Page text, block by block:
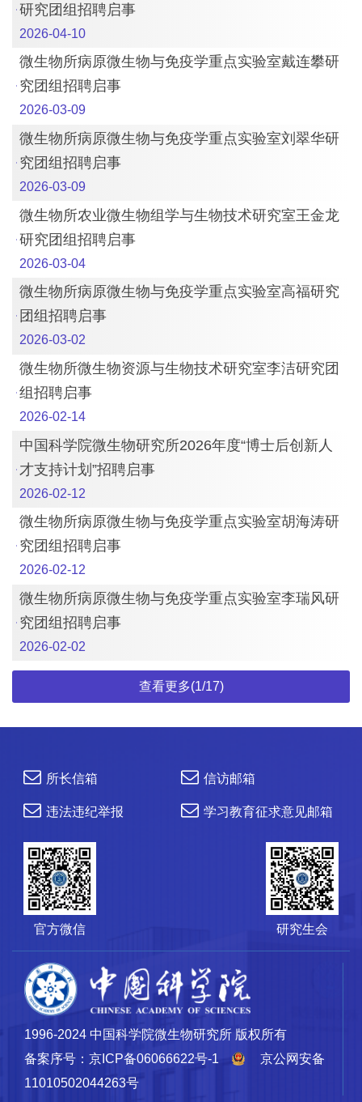
研究团组招聘启事
2026-04-10
微生物所病原微生物与免疫学重点实验室戴连攀研
究团组招聘启事
2026-03-09
微生物所病原微生物与免疫学重点实验室刘翠华研
究团组招聘启事
2026-03-09
微生物所农业微生物组学与生物技术研究室王金龙
研究团组招聘启事
2026-03-04
微生物所病原微生物与免疫学重点实验室高福研究
团组招聘启事
2026-03-02
微生物所微生物资源与生物技术研究室李洁研究团
组招聘启事
2026-02-14
中国科学院微生物研究所2026年度“博士后创新人
才支持计划”招聘启事
2026-02-12
微生物所病原微生物与免疫学重点实验室胡海涛研
究团组招聘启事
2026-02-12
微生物所病原微生物与免疫学重点实验室李瑞风研
究团组招聘启事
2026-02-02
查看更多(1/17)
所长信箱 信访邮箱
违法违纪举报 学习教育征求意见邮箱
官方微信 研究生会
1996-2024 中国科学院微生物研究所 版权所有
备案序号：京ICP备06066622号-1
京公网安备
11010502044263号